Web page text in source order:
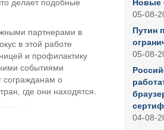
делает подобные
партнерами в
в этой работе
и профилактику
событиями
согражданам о
где они находятся.
Новые
05-08-
Путин
05-08-
04-08-